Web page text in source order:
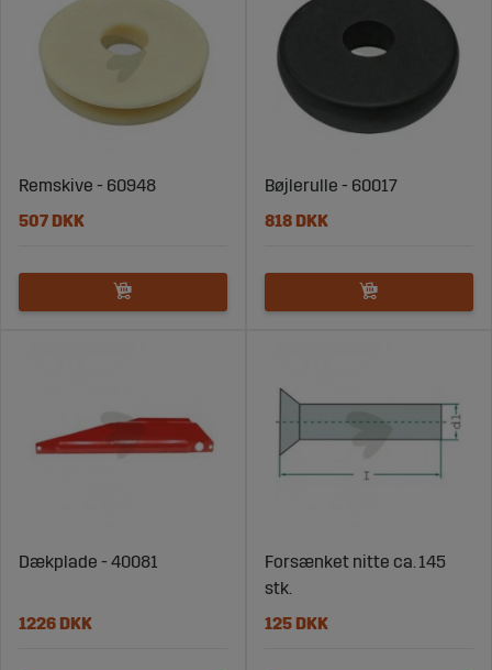
Remskive - 60948
507 DKK
Bøjlerulle - 60017
818 DKK
Dækplade - 40081
1226 DKK
Forsænket nitte ca. 145
stk.
125 DKK